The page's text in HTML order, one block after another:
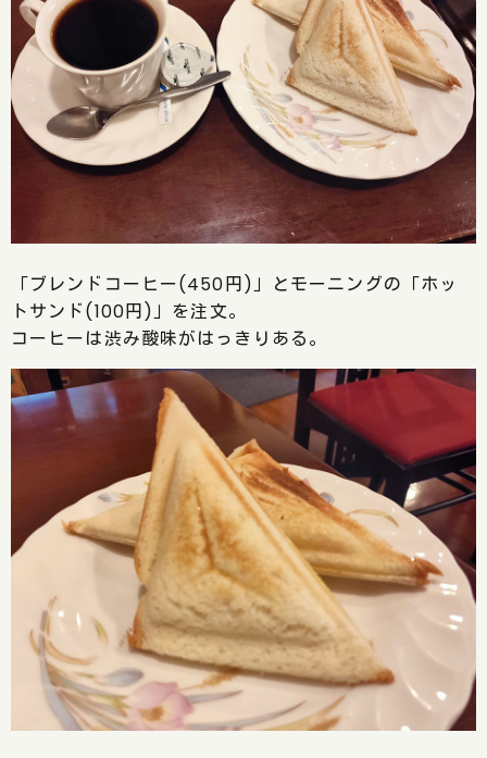
「ブレンドコーヒー(450円)」とモーニングの「ホッ
トサンド(100円)」を注文。
コーヒーは渋み酸味がはっきりある。